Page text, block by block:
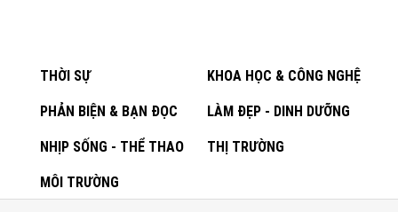
THỜI SỰ KHOA HỌC & CÔNG NGHỆ
PHẢN BIỆN & BẠN ĐỌC LÀM ĐẸP - DINH DƯỠNG
NHỊP SỐNG - THỂ THAO THỊ TRƯỜNG
MÔI TRƯỜNG